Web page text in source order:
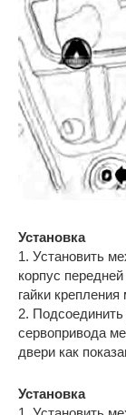
Установка
1. Установить
корпус
гайки
2. Подсоединить
сервопривода
двери как
Установка